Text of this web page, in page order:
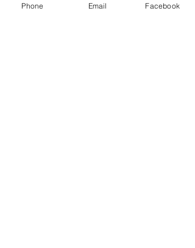
CETPhone Email Facebook